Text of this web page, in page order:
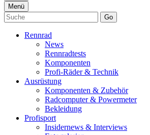
Menü
Go
Rennrad
News
Rennradtests
Komponenten
Profi-Räder & Technik
Ausrüstung
Komponenten & Zubehör
Radcomputer & Powermeter
Bekleidung
Profisport
Insidernews & Interviews